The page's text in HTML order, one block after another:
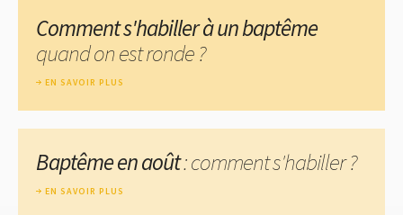
Comment s'habiller à un baptême
quand on est ronde ?
EN SAVOIR PLUS
Baptême en août: comment s'habiller ?
EN SAVOIR PLUS